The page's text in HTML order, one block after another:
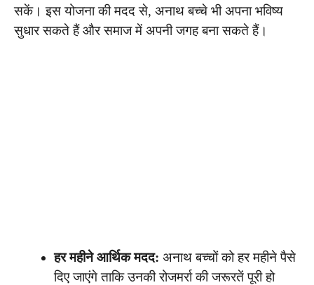
सकें। इस योजना की मदद से, अनाथ बच्चे भी अपना भविष्य
सुधार सकते हैं और समाज में अपनी जगह बना सकते हैं।
हर महीने आर्थिक मदद: अनाथ बच्चों को हर महीने पैसे
दिए जाएंगे ताकि उनकी रोजमर्रा की जरूरतें पूरी हो